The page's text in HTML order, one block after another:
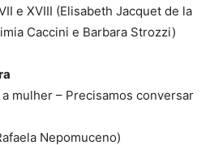
e XVIII (Elisabeth Jacquet de la
Caccini e Barbara Strozzi)
mulher – Precisamos conversar
Nepomuceno)